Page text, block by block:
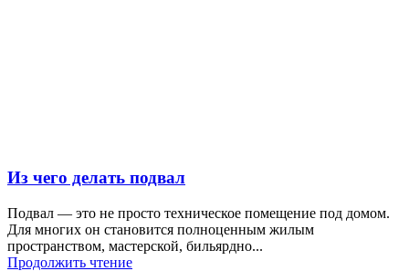
Из чего делать подвал
Подвал — это не просто техническое помещение под домом.
Для многих он становится полноценным жилым
пространством, мастерской, бильярдно...
Продолжить чтение